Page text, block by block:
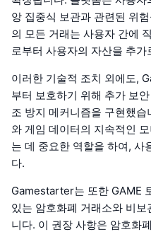
앙 집중식 보관과 관련된 위
의 모든 거래는 사용자 간에
로부터 사용자의 자산을 추가
이러한 기술적 조치 외에도,
부터 보호하기 위해 추가 보
조 방지 메커니즘을 구현했
와 게임 데이터의 지속적인
는 데 중요한 역할을 하여, 사
다.
Gamestarter는 또한 GAME
있는 암호화폐 거래소와 비
니다. 이 권장 사항은 암호화